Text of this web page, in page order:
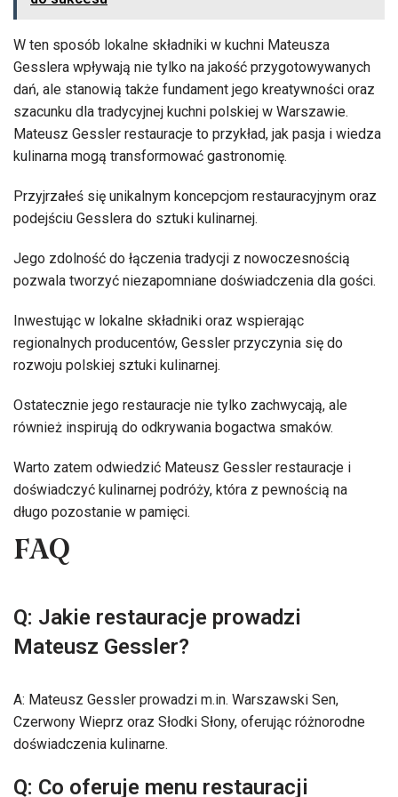
W ten sposób lokalne składniki w kuchni Mateusza
Gesslera wpływają nie tylko na jakość przygotowywanych
dań, ale stanowią także fundament jego kreatywności oraz
szacunku dla tradycyjnej kuchni polskiej w Warszawie.
Mateusz Gessler restauracje to przykład, jak pasja i wiedza
kulinarna mogą transformować gastronomię.
Przyjrzałeś się unikalnym koncepcjom restauracyjnym oraz
podejściu Gesslera do sztuki kulinarnej.
Jego zdolność do łączenia tradycji z nowoczesnością
pozwala tworzyć niezapomniane doświadczenia dla gości.
Inwestując w lokalne składniki oraz wspierając
regionalnych producentów, Gessler przyczynia się do
rozwoju polskiej sztuki kulinarnej.
Ostatecznie jego restauracje nie tylko zachwycają, ale
również inspirują do odkrywania bogactwa smaków.
Warto zatem odwiedzić Mateusz Gessler restauracje i
doświadczyć kulinarnej podróży, która z pewnością na
długo pozostanie w pamięci.
FAQ
Q: Jakie restauracje prowadzi
Mateusz Gessler?
A: Mateusz Gessler prowadzi m.in. Warszawski Sen,
Czerwony Wieprz oraz Słodki Słony, oferując różnorodne
doświadczenia kulinarne.
Q: Co oferuje menu restauracji